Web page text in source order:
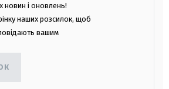
новин і оновлень!
наших розсилок, щоб
вашим